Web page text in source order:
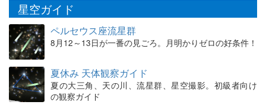
星空ガイド
ペルセウス座流星群
8月12～13日が一番の見ごろ。月明かりゼロの好条件！
夏休み 天体観察ガイド
夏の大三角、天の川、流星群、星空撮影。初級者向け
の観察ガイド